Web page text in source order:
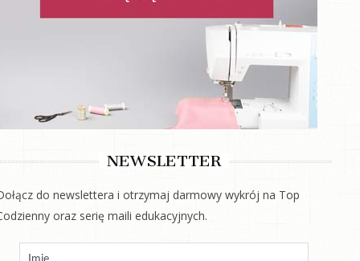
NEWSLETTER
do newslettera i otrzymaj darmowy wykrój na Top
oraz serię maili edukacyjnych.